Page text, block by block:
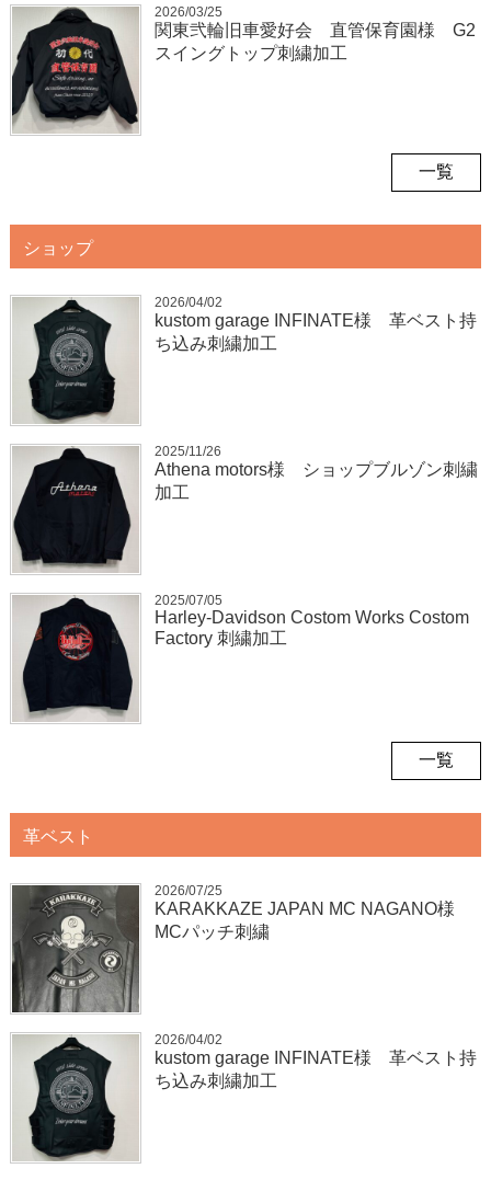
2026/03/25
関東弐輪旧車愛好会 直管保育園様 G2
スイングトップ刺繍加工
一覧
ショップ
2026/04/02
kustom garage INFINATE様 革ベスト持
ち込み刺繍加工
2025/11/26
Athena motors様 ショップブルゾン刺繍
加工
2025/07/05
Harley-Davidson Costom Works Costom
Factory 刺繍加工
一覧
革ベスト
2026/07/25
KARAKKAZE JAPAN MC NAGANO様
MCパッチ刺繍
2026/04/02
kustom garage INFINATE様 革ベスト持
ち込み刺繍加工